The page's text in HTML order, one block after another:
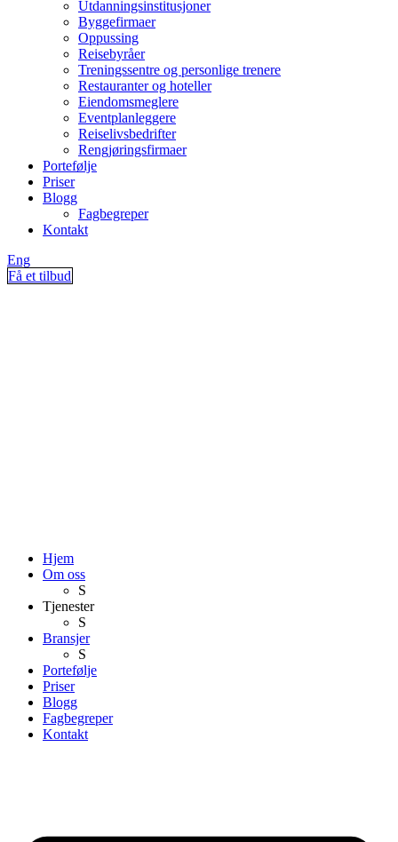
Utdanningsinstitusjoner
Byggefirmaer
Oppussing
Reisebyråer
Treningssentre og personlige trenere
Restauranter og hoteller
Eiendomsmeglere
Eventplanleggere
Reiselivsbedrifter
Rengjøringsfirmaer
Portefølje
Priser
Blogg
Fagbegreper
Kontakt
Eng
Få et tilbud
Hjem
Om oss
S
Tjenester
S
Bransjer
S
Portefølje
Priser
Blogg
Fagbegreper
Kontakt